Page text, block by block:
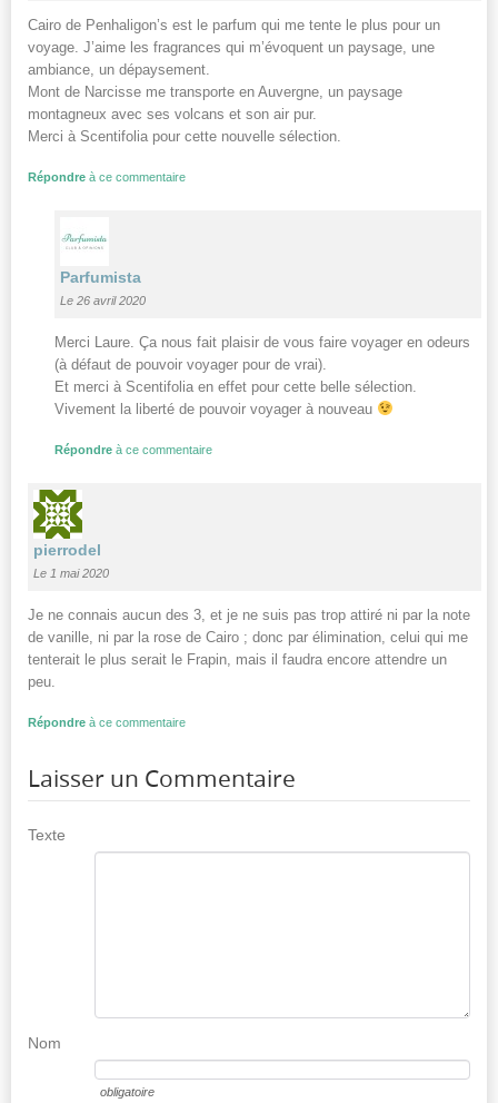
Cairo de Penhaligon’s est le parfum qui me tente le plus pour un
voyage. J’aime les fragrances qui m’évoquent un paysage, une
ambiance, un dépaysement.
Mont de Narcisse me transporte en Auvergne, un paysage
montagneux avec ses volcans et son air pur.
Merci à Scentifolia pour cette nouvelle sélection.
Répondre à ce commentaire
Parfumista
Le 26 avril 2020
Merci Laure. Ça nous fait plaisir de vous faire voyager en odeurs
(à défaut de pouvoir voyager pour de vrai).
Et merci à Scentifolia en effet pour cette belle sélection.
Vivement la liberté de pouvoir voyager à nouveau
Répondre à ce commentaire
pierrodel
Le 1 mai 2020
Je ne connais aucun des 3, et je ne suis pas trop attiré ni par la note
de vanille, ni par la rose de Cairo ; donc par élimination, celui qui me
tenterait le plus serait le Frapin, mais il faudra encore attendre un
peu.
Répondre à ce commentaire
Laisser un Commentaire
Texte
Nom
obligatoire